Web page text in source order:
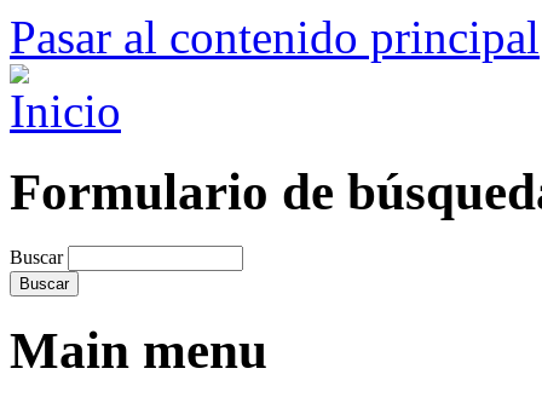
Pasar al contenido principal
Formulario de
Buscar
Main menu